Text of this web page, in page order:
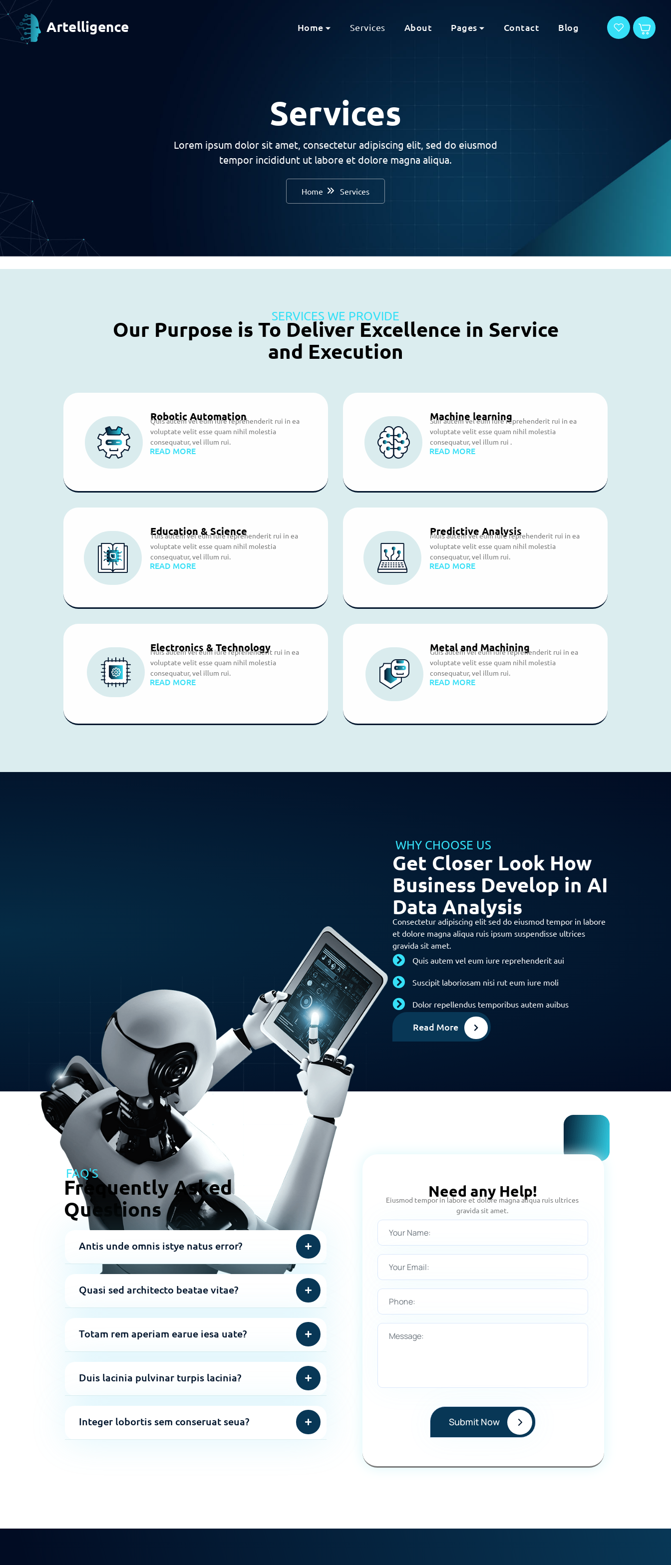
Home Services About Pages Contact Blog
Services
Lorem ipsum dolor sit amet, consectetur adipiscing elit, sed do eiusmod
tempor incididunt ut labore et dolore magna aliqua.
Home Services
SERVICES WE PROVIDE
Our Purpose is To Deliver Excellence in Service
and Execution
Robotic Automation
Quis autem vel eum iure reprehenderit rui in ea
voluptate velit esse quam nihil molestia
consequatur, vel illum rui.
READ MORE
Machine learning
Suir autem vel eum iure reprehenderit rui in ea
voluptate velit esse quam nihil molestia
consequatur, vel illum rui .
READ MORE
Education & Science
Tuis autem vel eum iure reprehenderit rui in ea
voluptate velit esse quam nihil molestia
consequatur, vel illum rui.
READ MORE
Predictive Analysis
Muis autem vel eum iure reprehenderit rui in ea
voluptate velit esse quam nihil molestia
consequatur, vel illum rui.
READ MORE
Electronics & Technology
Nuis autem vel eum iure reprehenderit rui in ea
voluptate velit esse quam nihil molestia
consequatur, vel illum rui.
READ MORE
Metal and Machining
Guis autem vel eum iure reprehenderit rui in ea
voluptate velit esse quam nihil molestia
consequatur, vel illum rui.
READ MORE
WHY CHOOSE US
Get Closer Look How
Business Develop in AI
Data Analysis
Consectetur adipiscing elit sed do eiusmod tempor in labore
et dolore magna aliqua ruis ipsum suspendisse ultrices
gravida sit amet.
Quis autem vel eum iure reprehenderit aui
Suscipit laboriosam nisi rut eum iure moli
Dolor repellendus temporibus autem auibus
Read More
FAQ'S
Frequently Asked
Questions
Antis unde omnis istye natus error?
Quasi sed architecto beatae vitae?
Totam rem aperiam earue iesa uate?
Duis lacinia pulvinar turpis lacinia?
Integer lobortis sem conseruat seua?
Need any Help!
Eiusmod tempor in labore et dolore magna aliqua ruis ultrices
gravida sit amet.